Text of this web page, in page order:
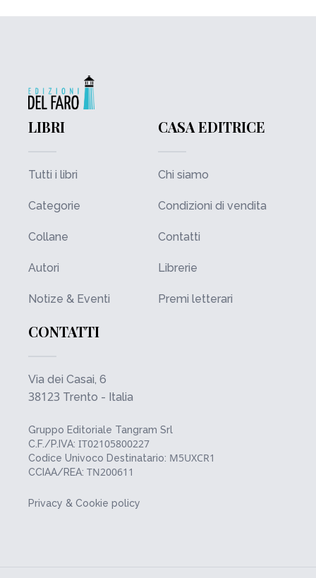
LIBRI
Tutti i libri
Categorie
Collane
Autori
Notize & Eventi
CASA EDITRICE
Chi siamo
Condizioni di vendita
Contatti
Librerie
Premi letterari
CONTATTI
Via dei Casai, 6
38123 Trento - Italia
Gruppo Editoriale Tangram Srl
C.F./P.IVA: IT02105800227
Codice Univoco Destinatario: M5UXCR1
CCIAA/REA: TN200611
Privacy & Cookie policy